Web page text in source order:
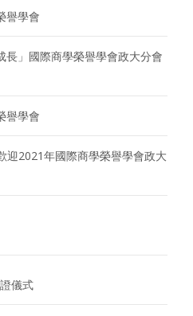
譽學會
長」國際商學榮譽學會政大分會
譽學會
迎2021年國際商學榮譽學會政大
儀式